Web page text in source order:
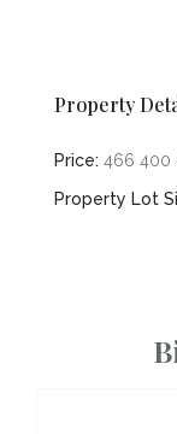
Property
Price: 466 400
Property Lot